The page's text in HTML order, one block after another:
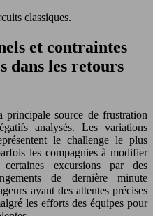
classiques.
et contraintes
dans les retours
principale source de frustration
analysés. Les variations
le challenge le plus
les compagnies à modifier
excursions par des
de dernière minute
ayant des attentes précises
les efforts des équipes pour